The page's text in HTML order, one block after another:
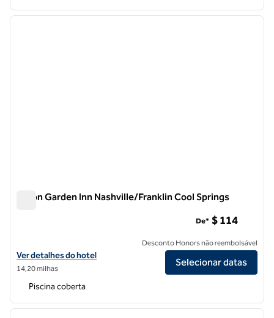
1 de 12
Hilton Garden Inn Nashville/Franklin Cool Springs
Exibir detalhes do hotel Hilton Garden Inn Nashville/Franklin Cool
Ver detalhes do hotel
14,20 milhas
De* $ 114
Desconto Honors não reembolsável
Selecionar datas
Piscina coberta
1 de 12